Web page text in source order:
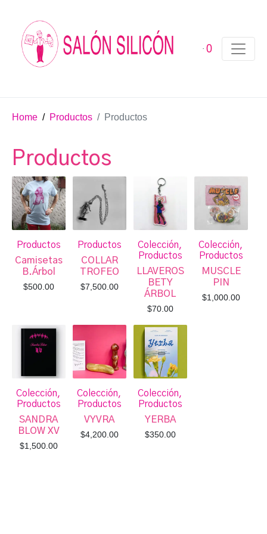
0
Home Productos Productos
Productos
Productos
Camisetas
B.Árbol
$500.00
Productos
COLLAR
TROFEO
$7,500.00
Colección,
Productos
LLAVEROS
BETY
ÁRBOL
$70.00
Colección,
Productos
MUSCLE
PIN
$1,000.00
Colección,
Productos
SANDRA
BLOW XV
$1,500.00
Colección,
Productos
VYVRA
$4,200.00
Colección,
Productos
YERBA
$350.00